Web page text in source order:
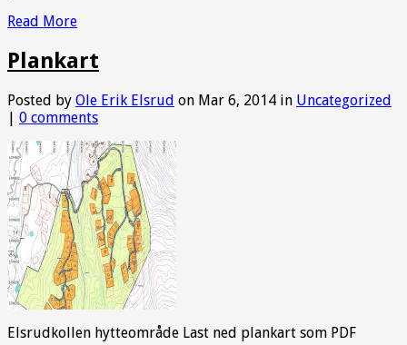
Read More
Plankart
Posted by Ole Erik Elsrud on Mar 6, 2014 in Uncategorized
| 0 comments
Elsrudkollen hytteområde Last ned plankart som PDF